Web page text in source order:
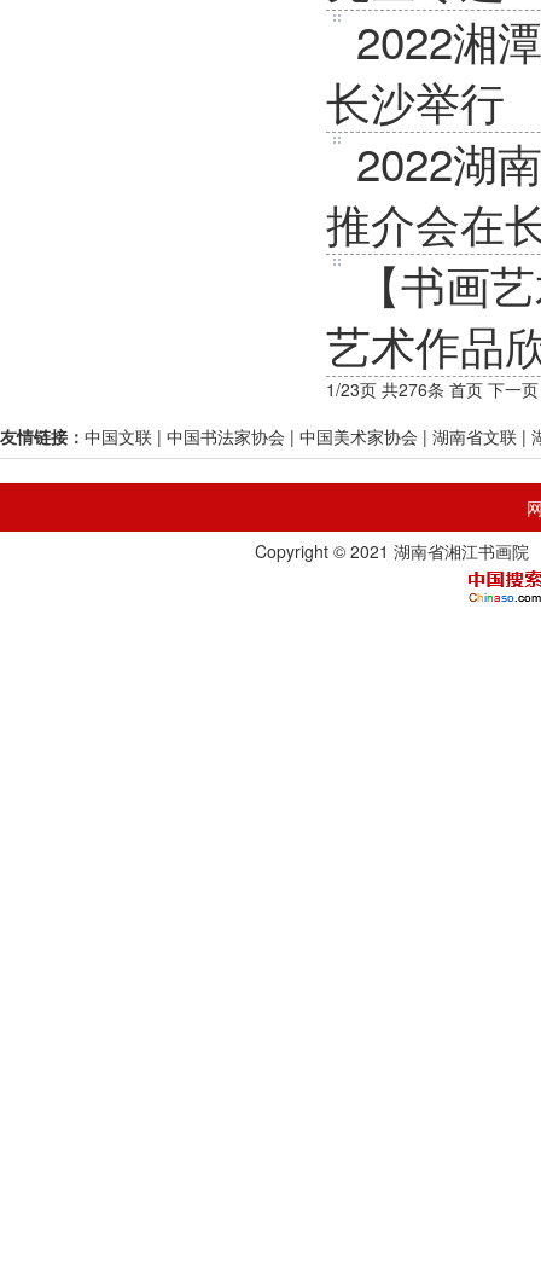
2022湘
长沙举行
2022湖
推介会在
【书画
艺术作品
1/23页 共276条 首页 下一页
友情链接： 中国文联 | 中国书法家协会 | 中国美术家协会 | 湖南省文联 |
Copyright © 2021 湖南省湘江书画